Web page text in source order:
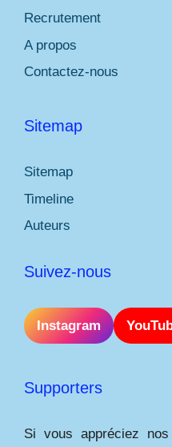
Recrutement
A propos
Contactez-nous
Sitemap
Sitemap
Timeline
Auteurs
Suivez-nous
Instagram
Supporters
Si vous appréciez